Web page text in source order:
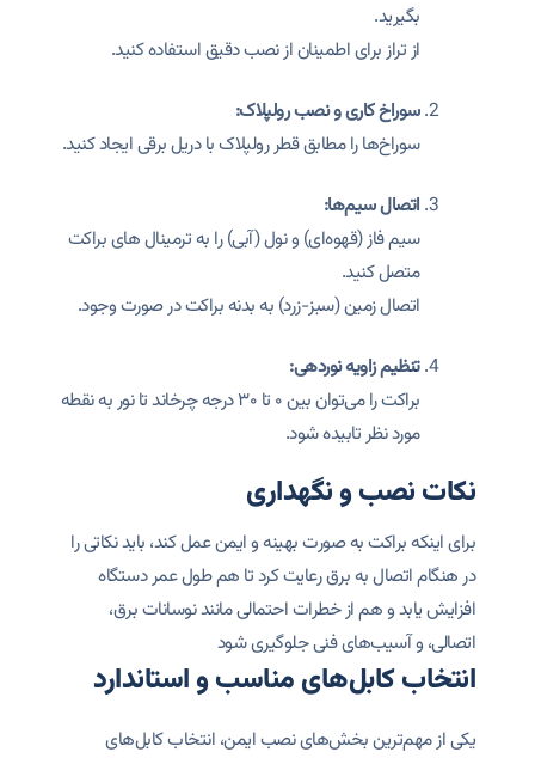
بگیرید.
از تراز برای اطمینان از نصب دقیق استفاده کنید.
سوراخ کاری و نصب رولپلاک:
سوراخ‌ها را مطابق قطر رولپلاک با دریل برقی ایجاد کنید.
اتصال سیم‌ها:
سیم فاز (قهوه‌ای) و نول (آبی) را به ترمینال ‌های براکت
متصل کنید.
اتصال زمین (سبز-زرد) به بدنه براکت در صورت وجود.
تنظیم زاویه نوردهی:
براکت را می‌توان بین ۰ تا ۳۰ درجه چرخاند تا نور به نقطه
مورد نظر تابیده شود.
نکات نصب و نگهداری
برای اینکه براکت به صورت بهینه و ایمن عمل کند، باید نکاتی را
در هنگام اتصال به برق رعایت کرد تا هم طول عمر دستگاه
افزایش یابد و هم از خطرات احتمالی مانند نوسانات برق،
اتصالی، و آسیب‌های فنی جلوگیری شود
انتخاب کابل‌های مناسب و استاندارد
یکی از مهم‌ترین بخش‌های نصب ایمن، انتخاب کابل‌های